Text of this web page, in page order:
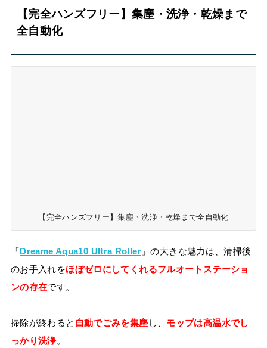
【完全ハンズフリー】集塵・洗浄・乾燥まで
全自動化
【完全ハンズフリー】集塵・洗浄・乾燥まで全自動化
「Dreame Aqua10 Ultra Roller 」の大きな魅力は、清掃後
のお手入れをほぼゼロにしてくれるフルオートステーショ
ンの存在です。
掃除が終わると 自動でごみを集塵し、 モップは高温水でし
っかり洗浄。